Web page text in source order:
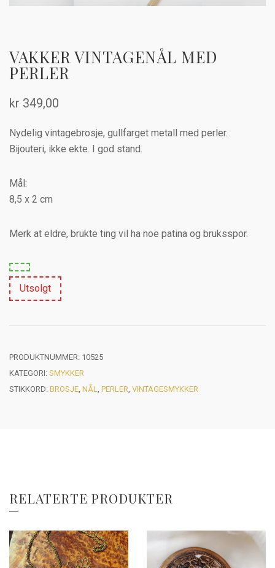
VAKKER VINTAGENÅL MED
PERLER
kr 349,00
Nydelig vintagebrosje, gullfarget metall med perler.
Bijouteri, ikke ekte. I god stand.
Mål:
8,5 x 2 cm
Merk at eldre, brukte ting vil ha noe patina og bruksspor.
Utsolgt
PRODUKTNUMMER: 10525
KATEGORI: SMYKKER
STIKKORD: BROSJE NÅL PERLER VINTAGESMYKKER
RELATERTE PRODUKTER